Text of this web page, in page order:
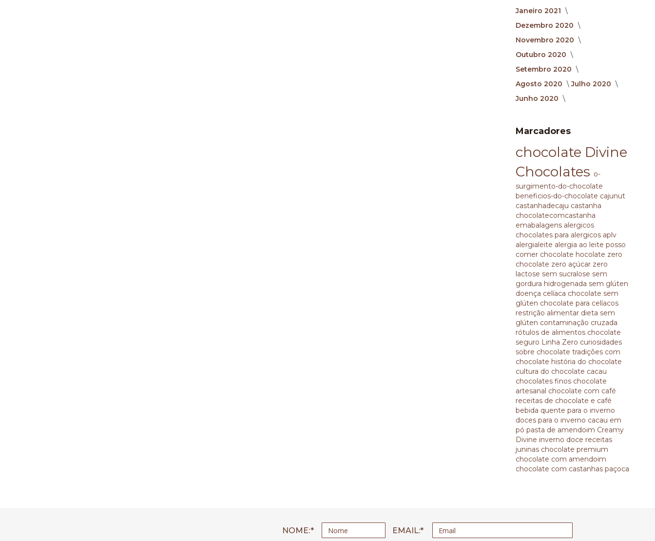
Janeiro 2021
Dezembro 2020
Novembro 2020
Outubro 2020
Setembro 2020
Agosto 2020
Julho 2020
Junho 2020
Marcadores
chocolate Divine
Chocolates o-
surgimento-do-chocolate
beneficios-do-chocolate cajunut
castanhadecaju castanha
chocolatecomcastanha
emabalagens alergicos
chocolates para alergicos aplv
alergialeite alergia ao leiteposso
comer chocolate hocolate zero
chocolate zero açúcar zero
lactose sem sucralose sem
gordura hidrogenada sem glúten
doença celíaca chocolate sem
glúten chocolate para celíacos
restrição alimentar dieta sem
glúten contaminação cruzada
rótulos de alimentos chocolate
seguro Linha Zero curiosidades
sobre chocolatetradições com
chocolate história do chocolate
cultura do chocolate cacau
chocolates finos chocolate
artesanal chocolate com café
receitas de chocolate e café
bebida quente para o inverno
doces para o inverno cacau em
pópasta de amendoim Creamy
Divine inverno doce receitas
juninas chocolate premium
chocolate com amendoim
chocolate com castanhaspaçoca
NOME: EMAIL